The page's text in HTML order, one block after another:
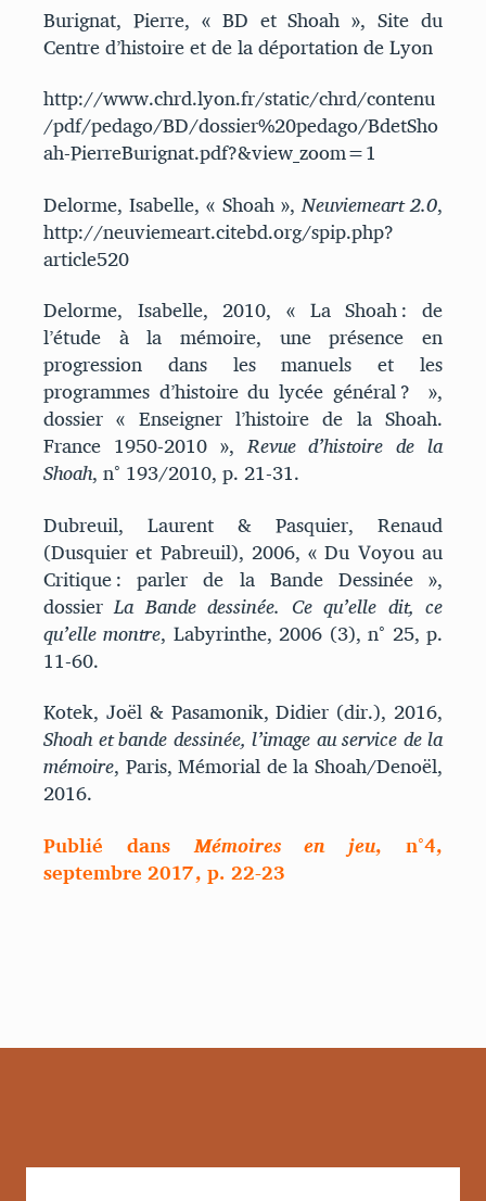
Burignat, Pierre, « BD et Shoah », Site du
Centre d’histoire et de la déportation de Lyon
http://www.chrd.lyon.fr/static/chrd/contenu
/pdf/pedago/BD/dossier%20pedago/BdetSho
ah-PierreBurignat.pdf?&view_zoom=1
Delorme, Isabelle, « Shoah »,Neuviemeart 2.0,
http://neuviemeart.citebd.org/spip.php?
article520
Delorme, Isabelle, 2010, « La Shoah : de
l’étude à la mémoire, une présence en
progression dans les manuels et les
programmes d’histoire du lycée général ? »,
dossier « Enseigner l’histoire de la Shoah.
France 1950-2010 »,Revue d’histoire de la
Shoah, n° 193/2010, p. 21-31.
Dubreuil, Laurent & Pasquier, Renaud
(Dusquier et Pabreuil), 2006, « Du Voyou au
Critique : parler de la Bande Dessinée »,
dossierLa Bande dessinée. Ce qu’elle dit, ce
qu’elle montre, Labyrinthe, 2006 (3), n° 25, p.
11-60.
Kotek, Joël & Pasamonik, Didier (dir.), 2016,
Shoah et bande dessinée, l’image au service de la
mémoire, Paris, Mémorial de la Shoah/Denoël,
2016.
Publié dansMémoires en jeu, n°4,
septembre 2017, p. 22-23